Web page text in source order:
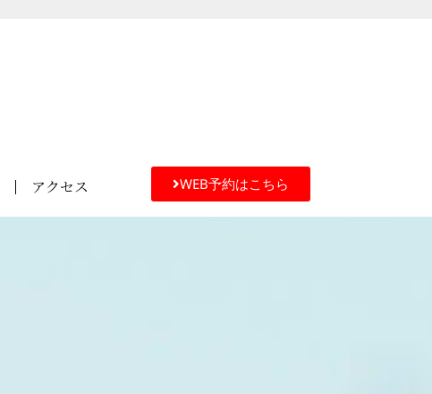
アクセス WEB予約はこちら